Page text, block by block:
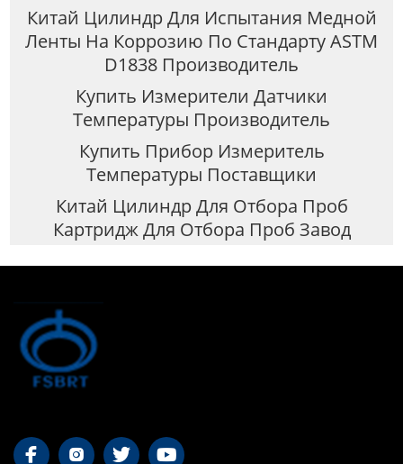
Китай Цилиндр Для Испытания Медной
Ленты На Коррозию По Стандарту ASTM
D1838 Производитель
Купить Измерители Датчики
Температуры Производитель
Купить Прибор Измеритель
Температуры Поставщики
Китай Цилиндр Для Отбора Проб
Картридж Для Отбора Проб Завод
   